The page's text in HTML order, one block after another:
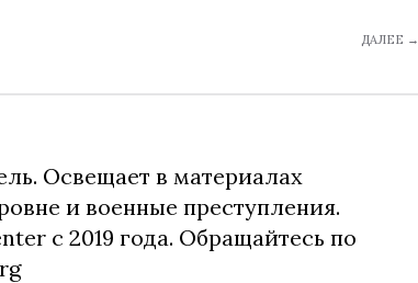
ДАЛЕЕ →
Освещает в материалах
и военные преступления.
с 2019 года. Обращайтесь по